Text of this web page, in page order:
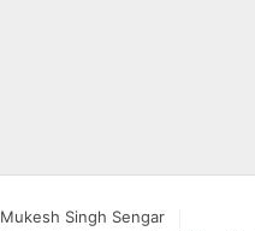
Mukesh Singh Sengar